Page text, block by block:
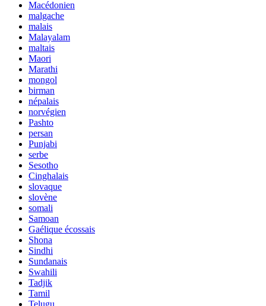
Macédonien
malgache
malais
Malayalam
maltais
Maori
Marathi
mongol
birman
népalais
norvégien
Pashto
persan
Punjabi
serbe
Sesotho
Cinghalais
slovaque
slovène
somali
Samoan
Gaélique écossais
Shona
Sindhi
Sundanais
Swahili
Tadjik
Tamil
Telugu